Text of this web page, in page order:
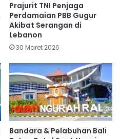
Prajurit TNI Penjaga
Perdamaian PBB Gugur
Akibat Serangan di
Lebanon
30 Maret 2026
Bandara & Pelabuhan Bali